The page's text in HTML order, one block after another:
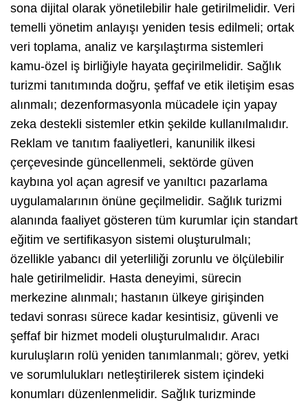
sona dijital olarak yönetilebilir hale getirilmelidir. Veri
temelli yönetim anlayışı yeniden tesis edilmeli; ortak
veri toplama, analiz ve karşılaştırma sistemleri
kamu-özel iş birliğiyle hayata geçirilmelidir. Sağlık
turizmi tanıtımında doğru, şeffaf ve etik iletişim esas
alınmalı; dezenformasyonla mücadele için yapay
zeka destekli sistemler etkin şekilde kullanılmalıdır.
Reklam ve tanıtım faaliyetleri, kanunilik ilkesi
çerçevesinde güncellenmeli, sektörde güven
kaybına yol açan agresif ve yanıltıcı pazarlama
uygulamalarının önüne geçilmelidir. Sağlık turizmi
alanında faaliyet gösteren tüm kurumlar için standart
eğitim ve sertifikasyon sistemi oluşturulmalı;
özellikle yabancı dil yeterliliği zorunlu ve ölçülebilir
hale getirilmelidir. Hasta deneyimi, sürecin
merkezine alınmalı; hastanın ülkeye girişinden
tedavi sonrası sürece kadar kesintisiz, güvenli ve
şeffaf bir hizmet modeli oluşturulmalıdır. Aracı
kuruluşların rolü yeniden tanımlanmalı; görev, yetki
ve sorumlulukları netleştirilerek sistem içindeki
konumları düzenlenmelidir. Sağlık turizminde